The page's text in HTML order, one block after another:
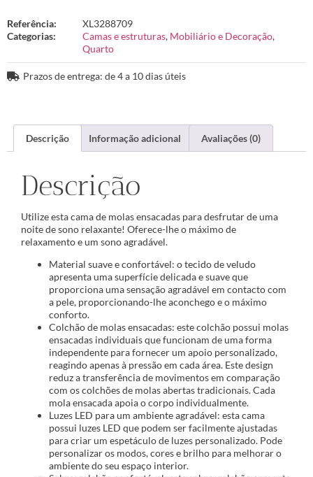
Referência:
XL3288709
Categorias:
Camas e estruturas, Mobiliário e Decoração,
Quarto
Prazos de entrega: de 4 a 10 dias úteis
Descrição Informação adicional Avaliações (0)
Descrição
Utilize esta cama de molas ensacadas para desfrutar de uma
noite de sono relaxante! Oferece-lhe o máximo de
relaxamento e um sono agradável.
Material suave e confortável: o tecido de veludo
apresenta uma superfície delicada e suave que
proporciona uma sensação agradável em contacto com
a pele, proporcionando-lhe aconchego e o máximo
conforto.
Colchão de molas ensacadas: este colchão possui molas
ensacadas individuais que funcionam de uma forma
independente para fornecer um apoio personalizado,
reagindo apenas à pressão em cada área. Este design
reduz a transferência de movimentos em comparação
com os colchões de molas abertas tradicionais. Cada
mola ensacada apoia o corpo individualmente.
Luzes LED para um ambiente agradável: esta cama
possui luzes LED que podem ser facilmente ajustadas
para criar um espetáculo de luzes personalizado. Pode
personalizar os modos, cores e brilho para melhorar o
ambiente do seu espaço interior.